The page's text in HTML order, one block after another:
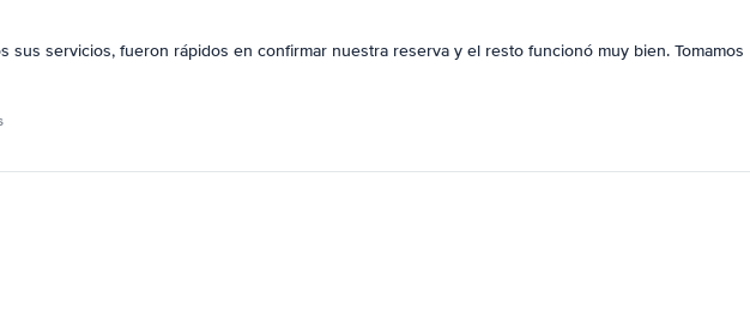
sus servicios, fueron rápidos en confirmar nuestra reserva y el resto funcionó muy bien.